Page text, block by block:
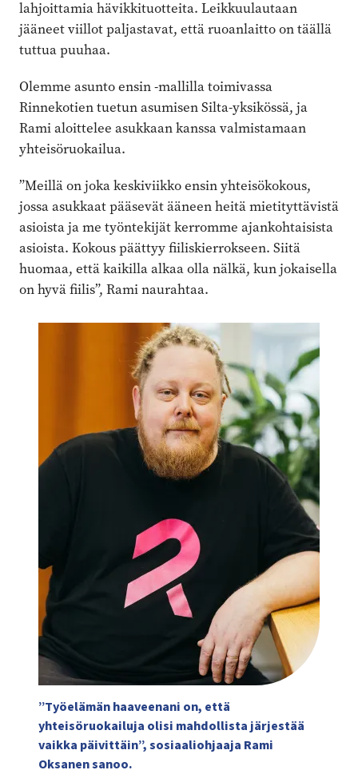
lahjoittamia hävikkituotteita. Leikkuulautaan
jääneet viillot paljastavat, että ruoanlaitto on täällä
tuttua puuhaa.
Olemme asunto ensin -mallilla toimivassa
Rinnekotien tuetun asumisen Silta-yksikössä, ja
Rami aloittelee asukkaan kanssa valmistamaan
yhteisöruokailua.
”Meillä on joka keskiviikko ensin yhteisökokous,
jossa asukkaat pääsevät ääneen heitä mietityttävistä
asioista ja me työntekijät kerromme ajankohtaisista
asioista. Kokous päättyy fiiliskierrokseen. Siitä
huomaa, että kaikilla alkaa olla nälkä, kun jokaisella
on hyvä fiilis”, Rami naurahtaa.
”Työelämän haaveenani on, että
yhteisöruokailuja olisi mahdollista järjestää
vaikka päivittäin”, sosiaaliohjaaja Rami
Oksanen sanoo.